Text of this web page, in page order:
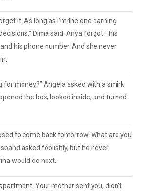
it. As long as I’m the one earning
Dima said. Anya forgot—his
his phone number. And she never
for money?” Angela asked with a smirk.
the box, looked inside, and turned
to come back tomorrow. What are you
asked foolishly, but he never
would do next.
Your mother sent you, didn’t